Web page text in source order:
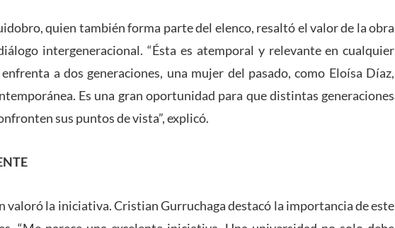
quien también forma parte del elenco, resaltó el valor de la obra
intergeneracional. “Ésta es atemporal y relevante en cualquier
a dos generaciones, una mujer del pasado, como Eloísa Díaz,
Es una gran oportunidad para que distintas generaciones
sus puntos de vista”, explicó.
valoró la iniciativa. Cristian Gurruchaga destacó la importancia de este